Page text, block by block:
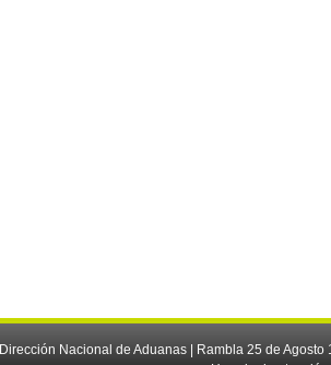
Dirección Nacional de Aduanas | Rambla 25 de